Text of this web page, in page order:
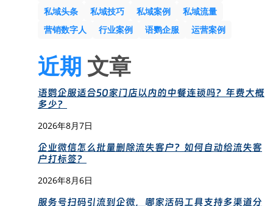
私域头条
私域技巧 私域案例
私域流量
营销数字人
行业案例 语鹦企服 运营案例
近期 文章
语鹦企服适合50家门店以内的中餐连锁吗？年费大概
多少？
2026年8月7日
企业微信怎么批量删除流失客户？如何自动给流失客
户打标签？
2026年8月6日
服务号扫码引流到企微，哪家活码工具支持多渠道分